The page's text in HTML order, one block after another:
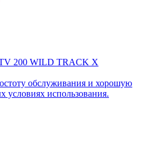
200 WILD TRACK X
обслуживания и хорошую
условиях использования.